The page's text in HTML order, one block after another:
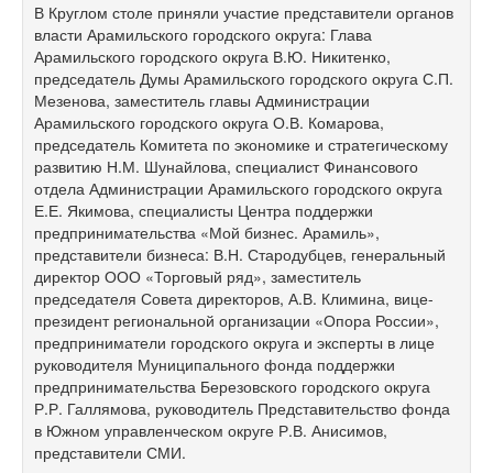
В Круглом столе приняли участие представители органов
власти Арамильского городского округа: Глава
Арамильского городского округа В.Ю. Никитенко,
председатель Думы Арамильского городского округа С.П.
Мезенова, заместитель главы Администрации
Арамильского городского округа О.В. Комарова,
председатель Комитета по экономике и стратегическому
развитию Н.М. Шунайлова, специалист Финансового
отдела Администрации Арамильского городского округа
Е.Е. Якимова, специалисты Центра поддержки
предпринимательства «Мой бизнес. Арамиль»,
представители бизнеса: В.Н. Стародубцев, генеральный
директор ООО «Торговый ряд», заместитель
председателя Совета директоров, А.В. Климина, вице-
президент региональной организации «Опора России»,
предприниматели городского округа и эксперты в лице
руководителя Муниципального фонда поддержки
предпринимательства Березовского городского округа
Р.Р. Галлямова, руководитель Представительство фонда
в Южном управленческом округе Р.В. Анисимов,
представители СМИ.